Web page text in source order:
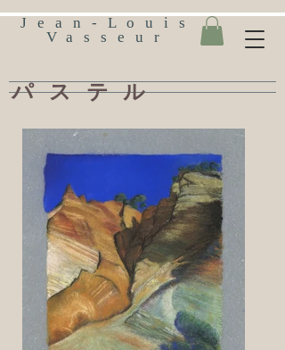
Jean-Louis
Vasseur
パステル